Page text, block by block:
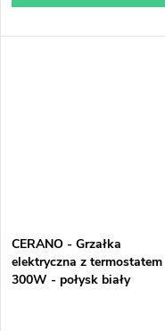
CERANO - Grzałka
elektryczna z
300W - połysk biały